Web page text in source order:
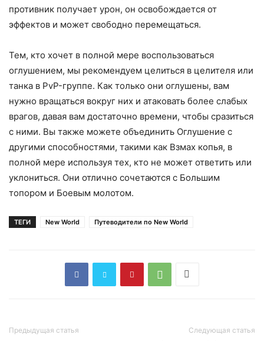
противник получает урон, он освобождается от
эффектов и может свободно перемещаться.
Тем, кто хочет в полной мере воспользоваться
оглушением, мы рекомендуем целиться в целителя или
танка в PvP-группе. Как только они оглушены, вам
нужно вращаться вокруг них и атаковать более слабых
врагов, давая вам достаточно времени, чтобы сразиться
с ними. Вы также можете объединить Оглушение с
другими способностями, такими как Взмах копья, в
полной мере используя тех, кто не может ответить или
уклониться. Они отлично сочетаются с Большим
топором и Боевым молотом.
ТЕГИ New World Путеводители по New World
Предыдущая статья Следующая статья